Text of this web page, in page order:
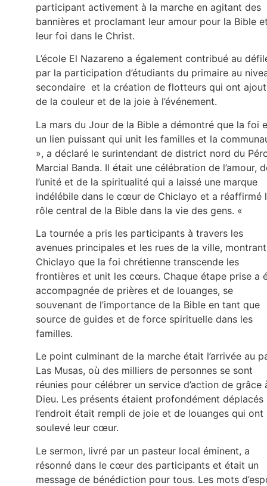
participant activement à la marche en agitant des
bannières et proclamant leur amour pour la Bible
leur foi dans le Christ.
L’école El Nazareno a également contribué au
par la participation d’étudiants du primaire au
secondaire et la création de flotteurs qui ont
de la couleur et de la joie à l’événement.
La mars du Jour de la Bible a démontré que la foi
un lien puissant qui unit les familles et la
», a déclaré le surintendant de district nord du
Marcial Banda. Il était une célébration de l’amour,
l’unité et de la spiritualité qui a laissé une marque
indélébile dans le cœur de Chiclayo et a réaffirmé
rôle central de la Bible dans la vie des gens. «
La tournée a pris les participants à travers les
avenues principales et les rues de la ville, montrant
Chiclayo que la foi chrétienne transcende les
frontières et unit les cœurs. Chaque étape prise a
accompagnée de prières et de louanges, se
souvenant de l’importance de la Bible en tant que
source de guides et de force spirituelle dans les
familles.
Le point culminant de la marche était l’arrivée au
Las Musas, où des milliers de personnes se sont
réunies pour célébrer un service d’action de grâce
Dieu. Les présents étaient profondément déplacés
l’endroit était rempli de joie et de louanges qui ont
soulevé leur cœur.
Le sermon, livré par un pasteur local éminent, a
résonné dans le cœur des participants et était un
message de bénédiction pour tous. Les mots